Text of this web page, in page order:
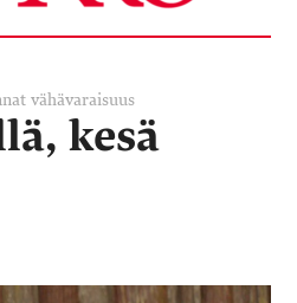
vähävaraisuus
kesä